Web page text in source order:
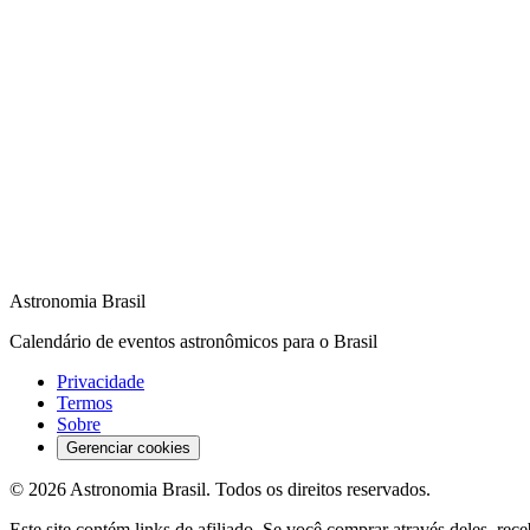
Astronomia Brasil
Calendário de eventos astronômicos para o Brasil
Privacidade
Termos
Sobre
Gerenciar cookies
© 2026 Astronomia Brasil. Todos os direitos reservados.